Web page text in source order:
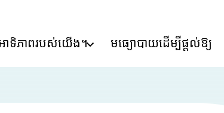
ាទិភាពរបស់យើង។ មធ្យោបាយដើម្បីផ្តល់ឱ្យ